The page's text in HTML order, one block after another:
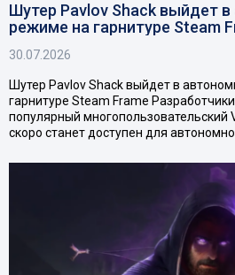
Шутер Pavlov Shack выйдет
режиме на гарнитуре Steam
30.07.2026
Шутер Pavlov Shack выйдет в
гарнитуре Steam Frame
популярный многопользовательский
скоро станет доступен для